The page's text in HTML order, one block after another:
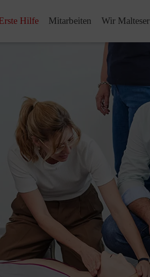
Hilfe Mitarbeiten Wir Malteser